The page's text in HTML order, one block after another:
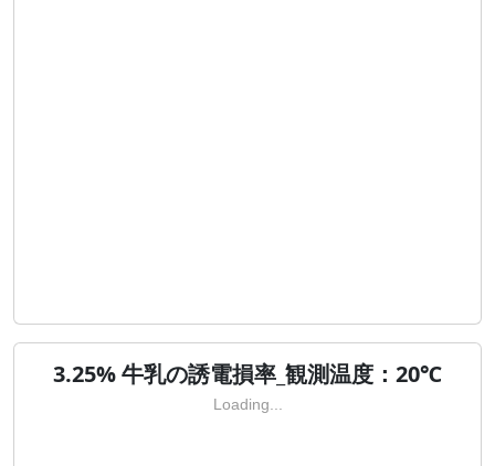
3.25% 牛乳の誘電損率_観測温度：20℃
Loading...